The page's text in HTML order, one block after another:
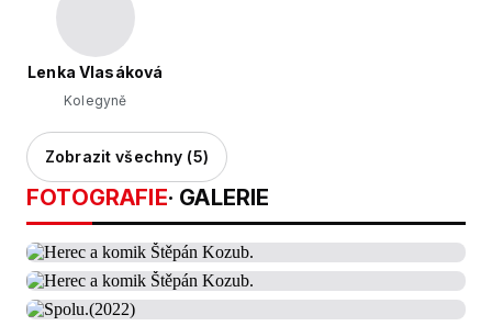
Lenka Vlasáková
Kolegyně
Zobrazit všechny (5)
FOTOGRAFIE· GALERIE